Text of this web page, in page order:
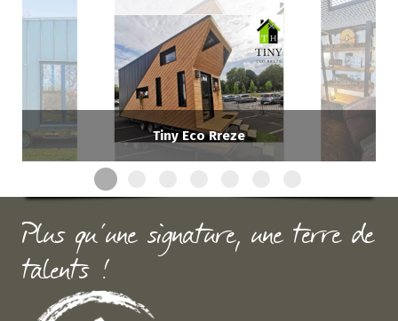
Tiny Eco Rreze
Plus qu'une signature, une terre de
talents !